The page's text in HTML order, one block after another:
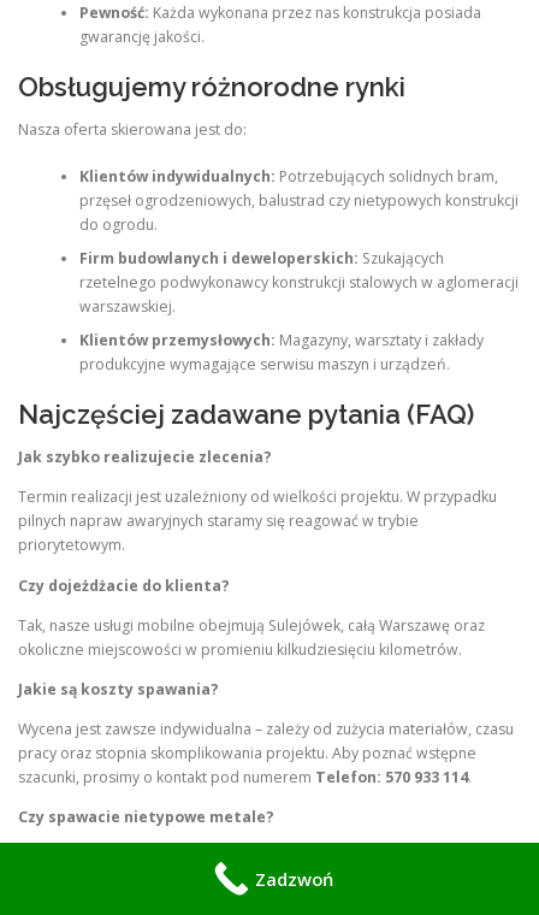
Pewność: Każda wykonana przez nas konstrukcja posiada
gwarancję jakości.
Obsługujemy różnorodne rynki
Nasza oferta skierowana jest do:
Klientów indywidualnych: Potrzebujących solidnych bram,
przęseł ogrodzeniowych, balustrad czy nietypowych konstrukcji
do ogrodu.
Firm budowlanych i deweloperskich: Szukających
rzetelnego podwykonawcy konstrukcji stalowych w aglomeracji
warszawskiej.
Klientów przemysłowych: Magazyny, warsztaty i zakłady
produkcyjne wymagające serwisu maszyn i urządzeń.
Najczęściej zadawane pytania (FAQ)
Jak szybko realizujecie zlecenia?
Termin realizacji jest uzależniony od wielkości projektu. W przypadku
pilnych napraw awaryjnych staramy się reagować w trybie
priorytetowym.
Czy dojeżdżacie do klienta?
Tak, nasze usługi mobilne obejmują Sulejówek, całą Warszawę oraz
okoliczne miejscowości w promieniu kilkudziesięciu kilometrów.
Jakie są koszty spawania?
Wycena jest zawsze indywidualna – zależy od zużycia materiałów, czasu
pracy oraz stopnia skomplikowania projektu. Aby poznać wstępne
szacunki, prosimy o kontakt pod numerem Telefon: 570 933 114.
Czy spawacie nietypowe metale?
specyficzne zapytanie, chętnie podejmiemy się wyzwania.
Zadzwoń